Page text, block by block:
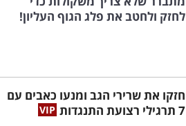
לחזק ולחטב את פלג הגוף העליון!
חזקו את שרירי הגב ומנעו כאבים עם
7 תרגילי רצועת התנגדות